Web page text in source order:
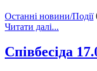
Останні новини/Події
Читати далі...
Співбесіда